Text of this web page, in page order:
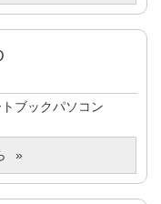
トブックパソコン